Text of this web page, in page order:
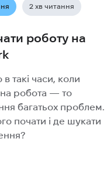
2 хв читання
роботу на
такі часи, коли
робота — то
багатьох проблем.
почати і де шукати